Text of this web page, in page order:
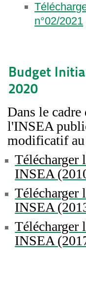
n°02/2021
Budget
2020
Dans le cadre
l'INSEA
modificatif au
INSEA
INSEA
INSEA